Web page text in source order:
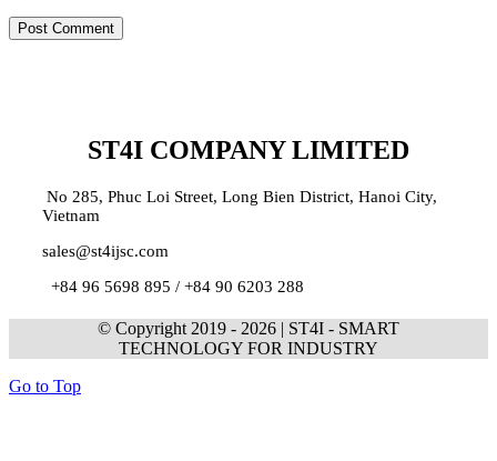
ST4I COMPANY LIMITED
No 285, Phuc Loi Street, Long Bien District, Hanoi City,
Vietnam
sales@st4ijsc.com
+84 96 5698 895 / +84 90 6203 288
© Copyright 2019 - 2026 | ST4I - SMART
TECHNOLOGY FOR INDUSTRY
Go to Top